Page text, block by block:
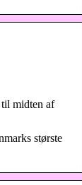
midten af
største